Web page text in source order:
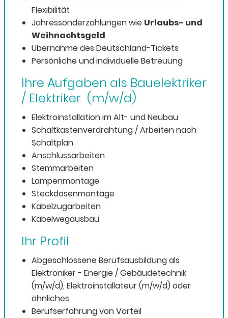
Flexibilität
Jahressonderzahlungen wie Urlaubs- und
Weihnachtsgeld
Übernahme des Deutschland-Tickets
Persönliche und individuelle Betreuung
Ihre Aufgaben als Bauelektriker
/ Elektriker (m/w/d)
Elektroinstallation im Alt- und Neubau
Schaltkastenverdrahtung / Arbeiten nach
Schaltplan
Anschlussarbeiten
Stemmarbeiten
Lampenmontage
Steckdosenmontage
Kabelzugarbeiten
Kabelwegausbau
Ihr Profil
Abgeschlossene Berufsausbildung als
Elektroniker - Energie / Gebäudetechnik
(m/w/d), Elektroinstallateur (m/w/d) oder
ähnliches
Berufserfahrung von Vorteil